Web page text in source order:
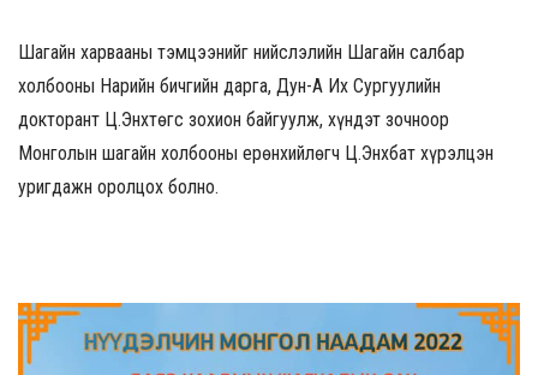
Шагайн харвааны тэмцээнийг нийслэлийн Шагайн салбар
холбооны Нарийн бичгийн дарга, Дун-А Их Сургуулийн
докторант Ц.Энхтөгс зохион байгуулж, хүндэт зочноор
Монголын шагайн холбооны ерөнхийлөгч Ц.Энхбат хүрэлцэн
уригдажн оролцох болно.